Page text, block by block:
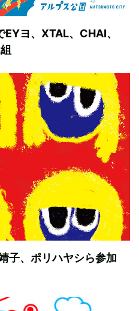
EYヨ、XTAL、CHAI、
子、ポリハヤシら参加